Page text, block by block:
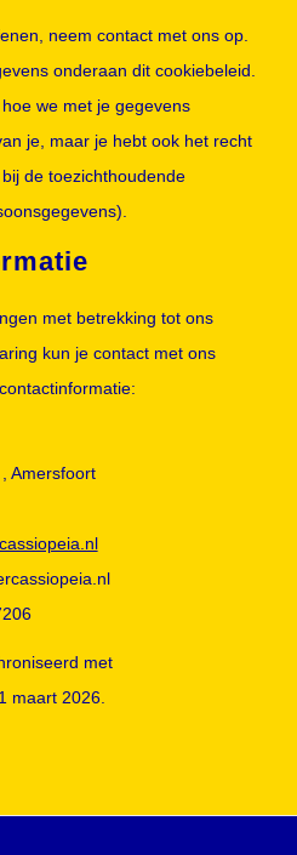
neem contact met ons op.
onderaan dit cookiebeleid.
we met je gegevens
je, maar je hebt ook het recht
de toezichthoudende
met betrekking tot ons
kun je contact met ons
Amersfoort
met
maart 2026.